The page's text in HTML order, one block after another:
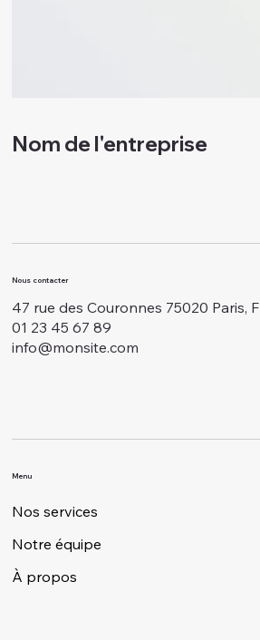
Nom de l'entreprise
Nous contacter
47 rue des Couronnes 75020 Paris,
01 23 45 67 89
info@monsite.com
Menu
Nos services
Notre équipe
À propos